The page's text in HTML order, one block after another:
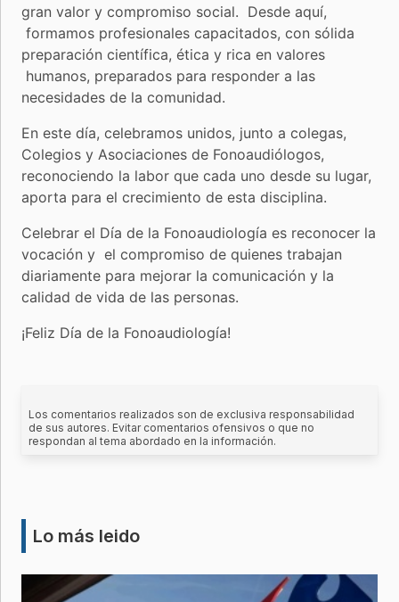
gran valor y compromiso social. Desde aquí,
formamos profesionales capacitados, con sólida
preparación científica, ética y rica en valores
humanos, preparados para responder a las
necesidades de la comunidad.
En este día, celebramos unidos, junto a colegas,
Colegios y Asociaciones de Fonoaudiólogos,
reconociendo la labor que cada uno desde su lugar,
aporta para el crecimiento de esta disciplina.
Celebrar el Día de la Fonoaudiología es reconocer la
vocación y el compromiso de quienes trabajan
diariamente para mejorar la comunicación y la
calidad de vida de las personas.
¡Feliz Día de la Fonoaudiología!
Los comentarios realizados son de exclusiva responsabilidad
de sus autores. Evitar comentarios ofensivos o que no
respondan al tema abordado en la información.
Lo más leido